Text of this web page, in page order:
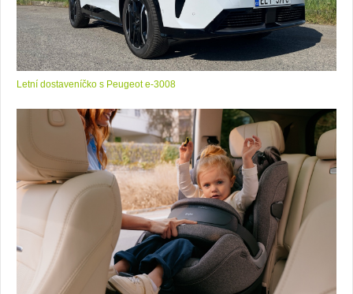
Letní dostaveníčko s Peugeot e-3008